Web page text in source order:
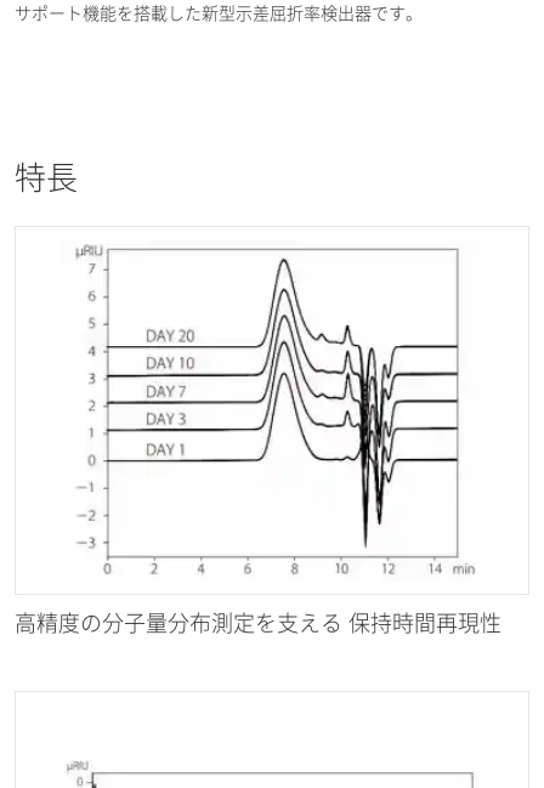
サポート機能を搭載した新型示差屈折率検出器です。
特長
高精度の分子量分布測定を支える 保持時間再現性